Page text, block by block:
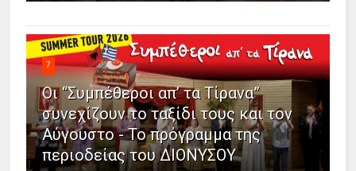
7
Οι “Συμπέθεροι απ’ τα Τίρανα”
συνεχίζουν το ταξίδι τους και τον
Αύγουστο - Το πρόγραμμα της
περιοδείας του ΔΙΟΝΥΣΟΥ